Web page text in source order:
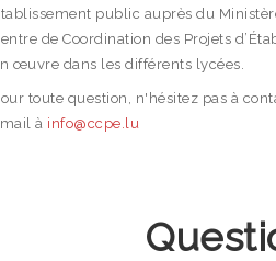
public auprès du
de Coordination des Projets
œuvre dans les différents lycées.
toute question, n'hésitez pas à
à info@ccpe.lu